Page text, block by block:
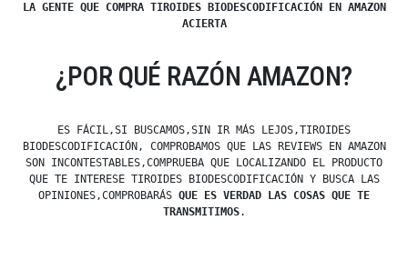
LA GENTE QUE COMPRA TIROIDES BIODESCODIFICACIÓN EN AMAZON
ACIERTA
¿POR QUÉ RAZÓN AMAZON?
ES FÁCIL,SI BUSCAMOS,SIN IR MÁS LEJOS,TIROIDES
BIODESCODIFICACIÓN, COMPROBAMOS QUE LAS REVIEWS EN AMAZON
SON INCONTESTABLES,COMPRUEBA QUE LOCALIZANDO EL PRODUCTO
QUE TE INTERESE TIROIDES BIODESCODIFICACIÓN Y BUSCA LAS
OPINIONES,COMPROBARÁS QUE ES VERDAD LAS COSAS QUE TE
TRANSMITIMOS.